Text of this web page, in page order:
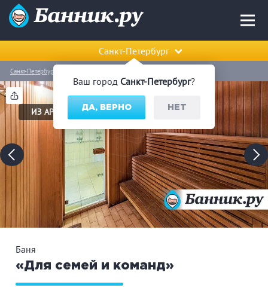
Ваш город Санкт-Петербург?
ДА, ВЕРНО НЕТ
Санкт-Петербург
ИЗ АРХИВА
Санкт-Петербург
Баня
«Для семей и команд»